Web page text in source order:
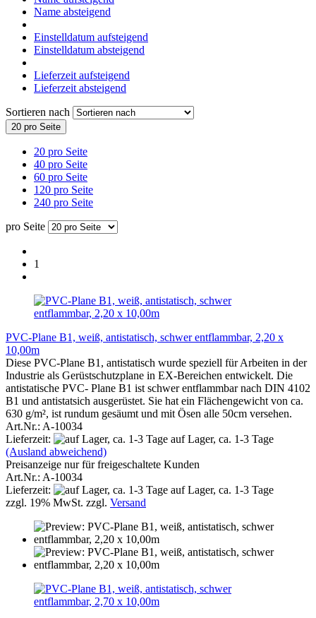
Name absteigend
Einstelldatum aufsteigend
Einstelldatum absteigend
Lieferzeit aufsteigend
Lieferzeit absteigend
Sortieren nach
20 pro Seite
20 pro Seite
40 pro Seite
60 pro Seite
120 pro Seite
240 pro Seite
pro Seite
1
PVC-Plane B1, weiß, antistatisch, schwer entflammbar, 2,20 x
10,00m
Diese PVC-Plane B1, antistatisch wurde speziell für Arbeiten in der
Industrie als Gerüstschutzplane in EX-Bereichen entwickelt. Die
antistatische PVC- Plane B1 ist schwer entflammbar nach DIN 4102
B1 und antistatsich ausgerüstet. Sie hat ein Flächengewicht von ca.
630 g/m², ist rundum gesäumt und mit Ösen alle 50cm versehen.
Art.Nr.: A-10034
Lieferzeit:
auf Lager, ca. 1-3 Tage
(Ausland abweichend)
Preisanzeige nur für freigeschaltete Kunden
Art.Nr.: A-10034
Lieferzeit:
auf Lager, ca. 1-3 Tage
zzgl. 19% MwSt. zzgl. Versand